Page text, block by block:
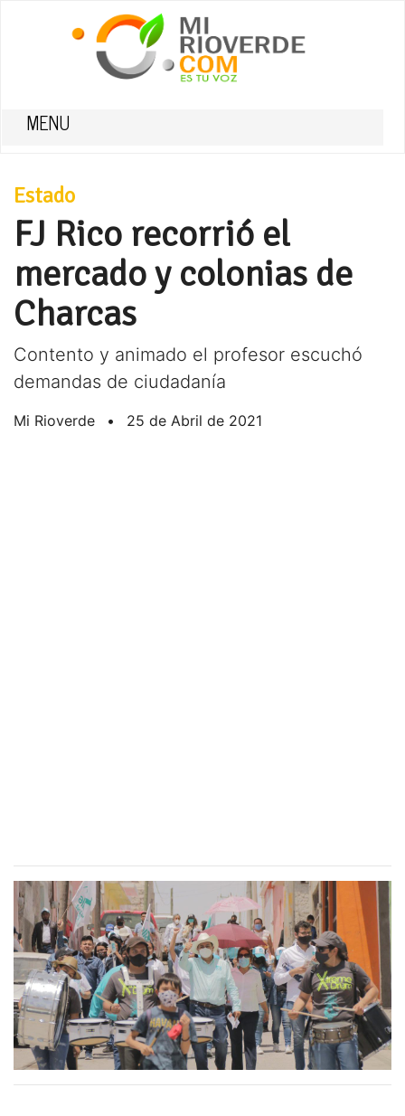
MENU
Estado
FJ Rico recorrió el
mercado y colonias de
Charcas
Contento y animado el profesor escuchó
demandas de ciudadanía
Mi Rioverde • 25 de Abril de 2021